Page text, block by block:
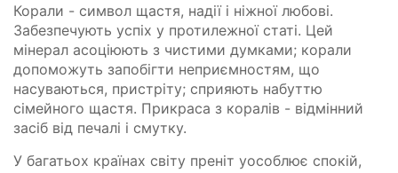
Корали - символ щастя, надії і ніжної любові.
Забезпечують успіх у протилежної статі. Цей
мінерал асоціюють з чистими думками; корали
допоможуть запобігти неприємностям, що
насуваються, пристріту; сприяють набуттю
сімейного щастя. Прикраса з коралів - відмінний
засіб від печалі і смутку.
У багатьох країнах світу преніт уособлює спокій,